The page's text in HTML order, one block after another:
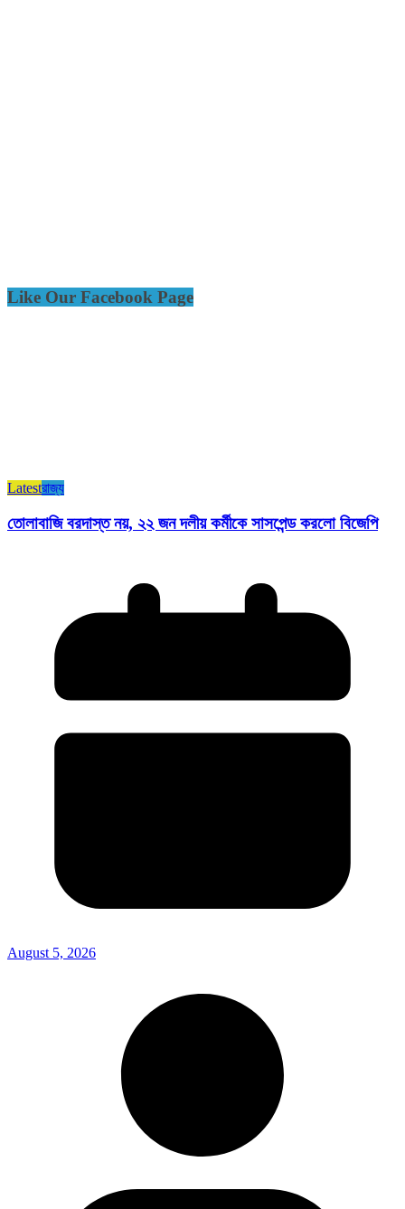
Like Our Facebook Page
Latestরাজ্য​
তোলাবাজি বরদাস্ত নয়, ২২ জন দলীয় কর্মীকে সাসপেন্ড করলো বিজেপি
August 5, 2026